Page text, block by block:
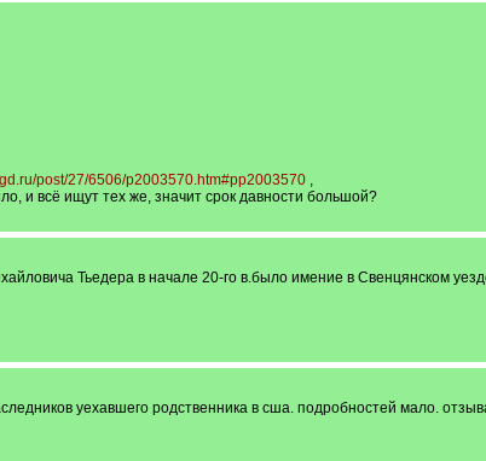
post/27/6506/p2003570.htm#pp2003570,
и всё ищут тех же, значит срок давности большой?
Тьедера в начале 20-го в.было имение в Свенцянском
уехавшего родственника в сша. подробностей мало.